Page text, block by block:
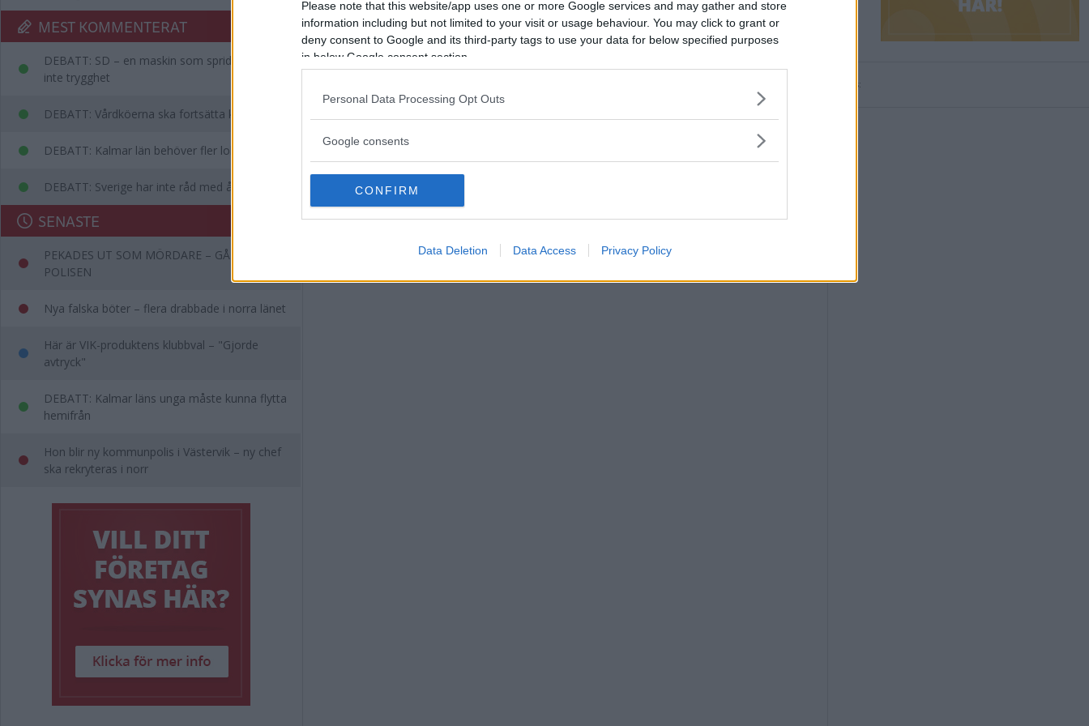
Please note that this website/app uses one or more Google services and may gather and store
information including but not limited to your visit or usage behaviour. You may click to grant or
deny consent to Google and its third-party tags to use your data for below specified purposes
in below Google consent section.
Personal Data Processing Opt Outs
Google consents
CONFIRM
Data Deletion Data Access Privacy Policy
MEST KOMMENTERAT
DEBATT: SD – en maskin som sprider rädsla,
inte trygghet
DEBATT: Vårdköerna ska fortsätta kortas
DEBATT: Kalmar län behöver fler lobbyister
DEBATT: Sverige har inte råd med ålderism
SENASTE
PEKADES UT SOM MÖRDARE – GÅR TILL
POLISEN
Nya falska böter – flera drabbade i norra länet
Här är VIK-produktens klubbval – "Gjorde
avtryck"
DEBATT: Kalmar läns unga måste kunna flytta
hemifrån
Hon blir ny kommunpolis i Västervik – ny chef
ska rekryteras i norr
Annons: